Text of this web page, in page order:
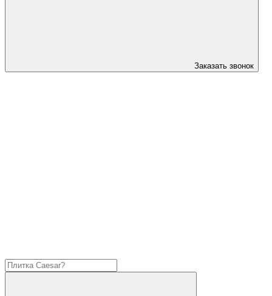
Заказать звонок